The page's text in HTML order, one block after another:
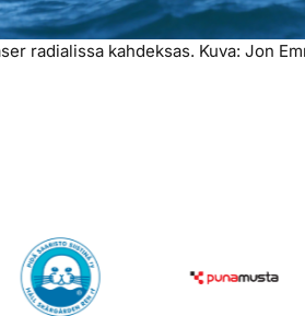
radialissa kahdeksas. Kuva: Jon